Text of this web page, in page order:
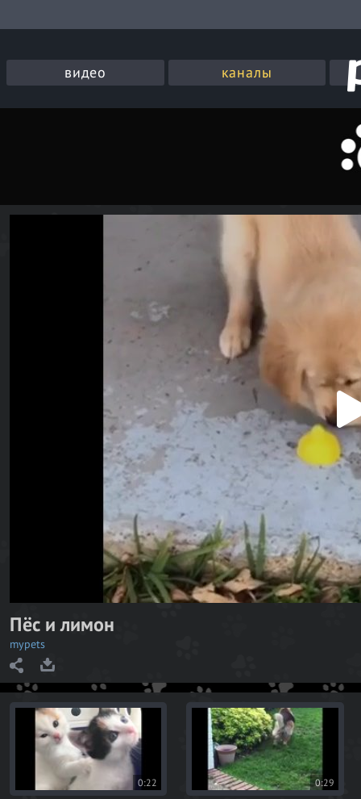
видео каналы
P
l
y
V
i
e
Пёс и лимон
mypets
0:22 0:29